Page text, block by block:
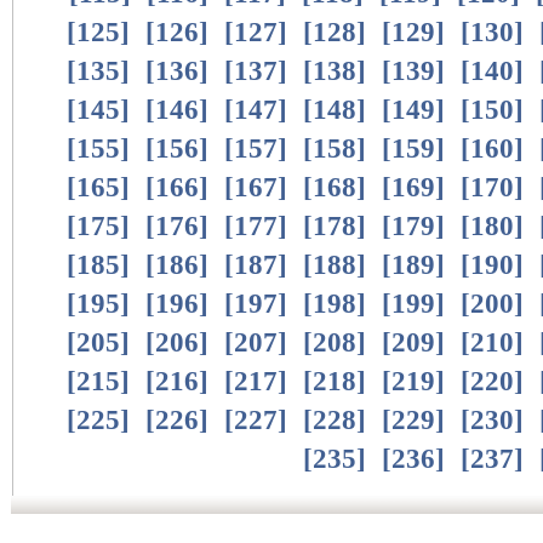
[125] [126] [127] [128] [129] [130]
[135] [136] [137] [138] [139] [140]
[145] [146] [147] [148] [149] [150]
[155] [156] [157] [158] [159] [160]
[165] [166] [167] [168] [169] [170]
[175] [176] [177] [178] [179] [180]
[185] [186] [187] [188] [189] [190]
[195] [196] [197] [198] [199] [200]
[205] [206] [207] [208] [209] [210]
[215] [216] [217] [218] [219] [220]
[225] [226] [227] [228] [229] [230]
[235] [236] [237]